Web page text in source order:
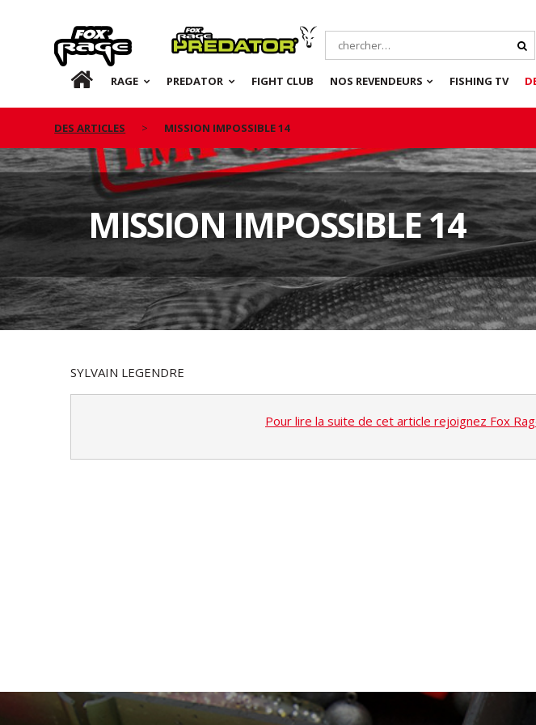
Rage Predator
FR RAGE PREDATOR FIGHT CLUB NOS REVENDEURS FISHING TV
DES ARTICLES MISSION IMPOSSIBLE 14
MISSION IMPOSSIBLE 14
SYLVAIN LEGENDRE
Pour lire la suite de cet article rejoignez Fox